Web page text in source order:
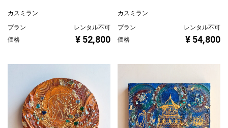
カスミラン
プラン
レンタル不可
価格
¥ 52,800
カスミラン
プラン
レンタル不可
価格
¥ 54,800